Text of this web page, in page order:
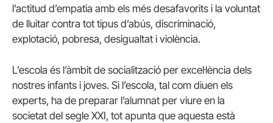
l’actitud d’empatia amb els més desafavorits i la voluntat
de lluitar contra tot tipus d’abús, discriminació,
explotació, pobresa, desigualtat i violència.
L’escola és l’àmbit de socialització per excel·lència dels
nostres infants i joves. Si l’escola, tal com diuen els
experts, ha de preparar l’alumnat per viure en la
societat del segle XXI, tot apunta que aquesta està